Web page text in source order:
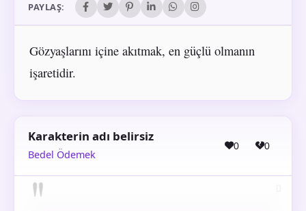
PAYLAŞ:
Gözyaşlarını içine akıtmak, en güçlü olmanın
işaretidir.
Karakterin adı belirsiz
Bedel Ödemek
0 0